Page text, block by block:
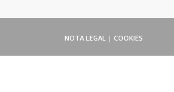
NOTA LEGAL | COOKIES